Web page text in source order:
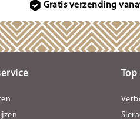
Gratis verzending